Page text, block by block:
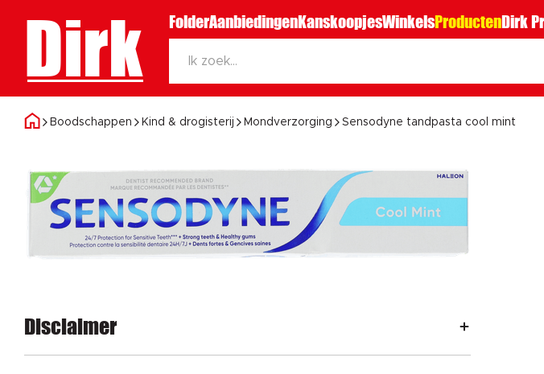
Dirk FolderAanbiedingenKanskoopjesWinkelsProductenDirk
Boodschappen Kind & drogisterij Mondverzorging Sensodyne tandpasta cool mint
Disclaimer